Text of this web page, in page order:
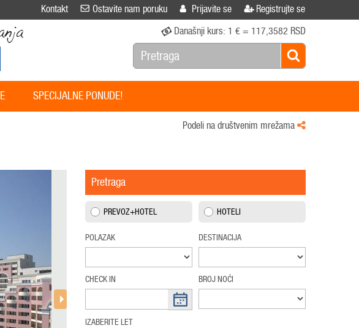
Kontakt Ostavite nam poruku Prijavite se Registrujte se
SPECIJALNE PONUDE!
Današnji kurs: 1 € = 117,3582 RSD
Podeli na društvenim mrežama
Pretraga
PREVOZ+HOTEL HOTELI
POLAZAK DESTINACIJA
CHECK IN BROJ NOĆI
IZABERITE LET